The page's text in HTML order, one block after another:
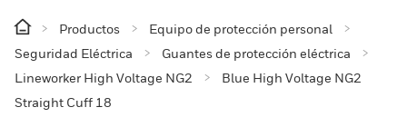
Productos
Equipo de protección personal
Seguridad Eléctrica
Guantes de protección eléctrica
Lineworker High Voltage NG2
Blue High Voltage NG2
Straight Cuff 18